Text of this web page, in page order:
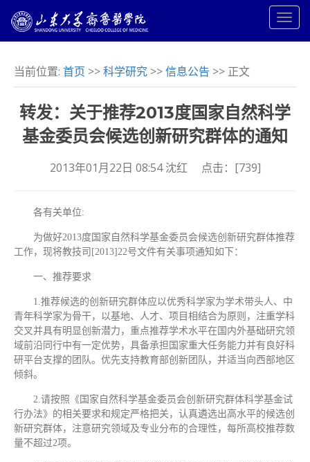
当前位置: 首页 >>科学研究 >>信息公告 >> 正文
转发：关于推荐2013度国家自然科学
基金委员会候选创新研究群体的通知
2013年01月22日 08:54 沈红 点击：[739]
各有关单位:
为做好2013度国家自然科学基金委员会候选创新研究群体推荐
工作，现将教技司[2013]22号文件有关事项通知如下：
一、推荐要求
1.推荐候选的创新研究群体应以优秀科学家为学术带头人、中
青年科学家为骨干，以基地、人才、项目相结合为原则，注重学科
交叉并具有明显创新潜力，重点推荐学术水平在国内外基础研究领
域前沿同行中有一定优势，具备承担国家重大任务能力并有良好科
研平台支撑的团队。优先支持教育部创新团队，并适当向西部地区
倾斜。
2.请按照《国家自然科学基金委员会创新研究群体科学基金试
行办法》的相关要求和规定严格把关，认真遴选出高水平的候选创
新研究群体，注意研究领域及专业分布的合理性，每所高校推荐数
量不超过2项。